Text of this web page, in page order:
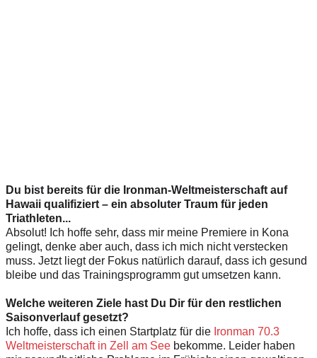
Du bist bereits für die Ironman-Weltmeisterschaft auf
Hawaii qualifiziert – ein absoluter Traum für jeden
Triathleten...
Absolut! Ich hoffe sehr, dass mir meine Premiere in Kona
gelingt, denke aber auch, dass ich mich nicht verstecken
muss. Jetzt liegt der Fokus natürlich darauf, dass ich gesund
bleibe und das Trainingsprogramm gut umsetzen kann.
Welche weiteren Ziele hast Du Dir für den restlichen
Saisonverlauf gesetzt?
Ich hoffe, dass ich einen Startplatz für die Ironman 70.3
Weltmeisterschaft in Zell am See bekomme. Leider haben